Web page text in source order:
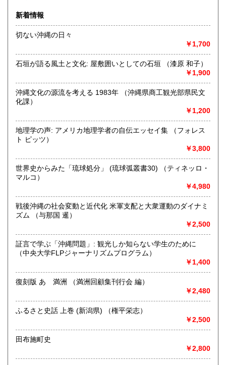
沿線名：信越線
営業時間：10:00～17:00
定休日：-
宅配、出張、持ち込みでの買取を行っておりますので、お気
軽にお問合せください。
取り扱い分野
総記、哲学宗教、歴史、社会科学、自然科学、古書一般（そ
の他）
新着情報
切ない沖縄の日々
￥1,700
石垣が語る風土と文化: 屋敷囲いとしての石垣 （漆原 和子）
￥1,900
沖縄文化の源流を考える 1983年 （沖縄県商工観光部県民文
化課）
￥1,200
地理学の声: アメリカ地理学者の自伝エッセイ集 （フォレス
ト ピッツ）
￥3,800
世界史からみた「琉球処分」 (琉球弧叢書30) （ティネッロ・
マルコ）
￥4,980
戦後沖縄の社会変動と近代化 米軍支配と大衆運動のダイナミ
ズム （与那国 暹）
￥2,500
証言で学ぶ「沖縄問題」: 観光しか知らない学生のために
（中央大学FLPジャーナリズムプログラム）
￥1,400
復刻版 あゝ満洲 （満洲回顧集刊行会 編）
￥2,480
ふるさと史話 上巻 (新潟県) （権平栄志）
￥2,500
田布施町史
￥2,800